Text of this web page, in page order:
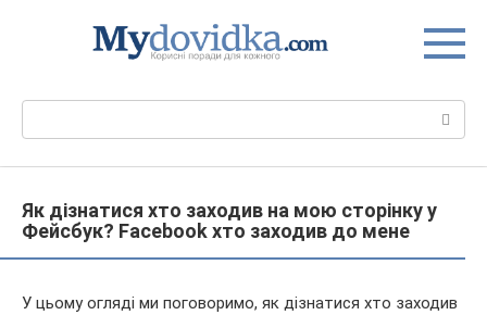
Як дізнатися хто заходив на мою сторінку у
Фейсбук? Facebook хто заходив до мене
У цьому огляді ми поговоримо, як дізнатися хто заходив